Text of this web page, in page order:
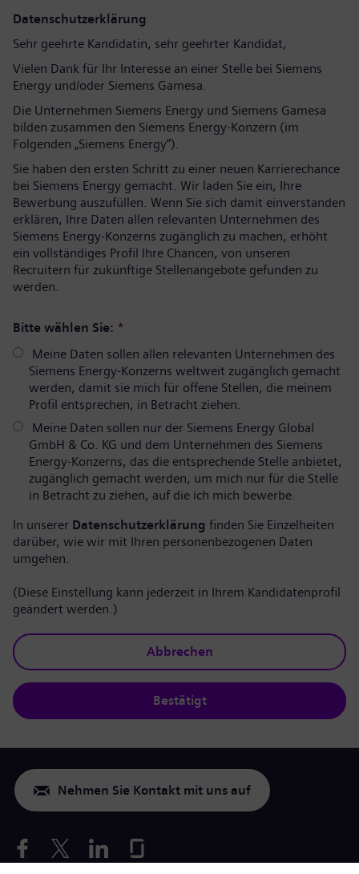
Datenschutzerklärung
Sehr geehrte Kandidatin, sehr geehrter Kandidat,
Vielen Dank für Ihr Interesse an einer Stelle bei Siemens
Energy und/oder Siemens Gamesa.
Die Unternehmen Siemens Energy und Siemens Gamesa
bilden zusammen den Siemens Energy-Konzern (im
Folgenden „Siemens Energy“).
Sie haben den ersten Schritt zu einer neuen Karrierechance
bei Siemens Energy gemacht. Wir laden Sie ein, Ihre
Bewerbung auszufüllen. Wenn Sie sich damit einverstanden
erklären, Ihre Daten allen relevanten Unternehmen des
Siemens Energy-Konzerns zugänglich zu machen, erhöht
ein vollständiges Profil Ihre Chancen, von unseren
Recruitern für zukünftige Stellenangebote gefunden zu
werden.
Bitte wählen Sie: *
Meine Daten sollen allen relevanten Unternehmen des
Siemens Energy-Konzerns weltweit zugänglich gemacht
werden, damit sie mich für offene Stellen, die meinem
Profil entsprechen, in Betracht ziehen.
Meine Daten sollen nur der Siemens Energy Global
GmbH & Co. KG und dem Unternehmen des Siemens
Energy-Konzerns, das die entsprechende Stelle anbietet,
zugänglich gemacht werden, um mich nur für die Stelle
in Betracht zu ziehen, auf die ich mich bewerbe.
In unserer Datenschutzerklärung finden Sie Einzelheiten
darüber, wie wir mit Ihren personenbezogenen Daten
umgehen.
(Diese Einstellung kann jederzeit in Ihrem Kandidatenprofil
geändert werden.)
Abbrechen
Bestätigt
Nehmen Sie Kontakt mit uns auf